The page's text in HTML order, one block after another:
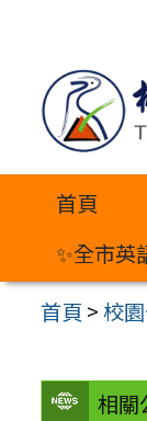
內
首頁
✨全市英
首頁 >校
相關